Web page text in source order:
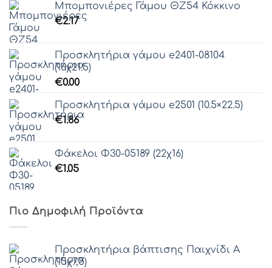
Γραμματοσειρά 61
Μπομπονιέρες Γάμου ΘZ54 Κόκκινο
€2.17
Προσκλητήρια γάμου e2401-08104
(16χ21.5)
€0.00
Προσκλητήρια γάμου e2501 (10.5×22.5)
€1.86
Φάκελοι Φ30-05189 (22χ16)
€1.05
Πιο Δημοφιλή Προϊόντα
Προσκλητήρια βάπτισης Παιχνίδι Α
(15χ7,5)